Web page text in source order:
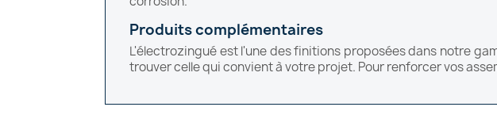
Produits complémentaires
L'électrozingué est l'une des finitions proposées dans notre
trouver celle qui convient à votre projet. Pour renforcer vos